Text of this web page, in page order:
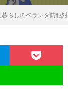
らしのベランダ防犯